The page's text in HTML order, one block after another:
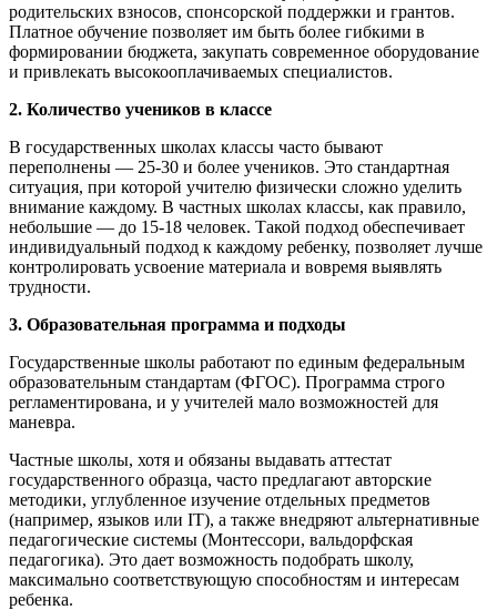
родительских взносов, спонсорской поддержки и грантов.
Платное обучение позволяет им быть более гибкими в
формировании бюджета, закупать современное оборудование
и привлекать высокооплачиваемых специалистов.
2. Количество учеников в классе
В государственных школах классы часто бывают
переполнены — 25-30 и более учеников. Это стандартная
ситуация, при которой учителю физически сложно уделить
внимание каждому. В частных школах классы, как правило,
небольшие — до 15-18 человек. Такой подход обеспечивает
индивидуальный подход к каждому ребенку, позволяет лучше
контролировать усвоение материала и вовремя выявлять
трудности.
3. Образовательная программа и подходы
Государственные школы работают по единым федеральным
образовательным стандартам (ФГОС). Программа строго
регламентирована, и у учителей мало возможностей для
маневра.
Частные школы, хотя и обязаны выдавать аттестат
государственного образца, часто предлагают авторские
методики, углубленное изучение отдельных предметов
(например, языков или IT), а также внедряют альтернативные
педагогические системы (Монтессори, вальдорфская
педагогика). Это дает возможность подобрать школу,
максимально соответствующую способностям и интересам
ребенка.